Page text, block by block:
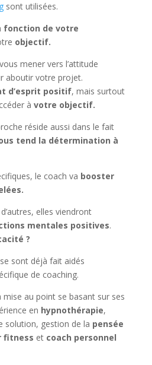
sont utilisées.
fonction de votre
objectif.
mener vers l’attitude
aboutir votre projet.
d’esprit positif, mais surtout
à votre objectif.
réside aussi dans le fait
tend la détermination à
le coach va booster
elles viendront
mentales positives.
?
sont déjà fait aidés
de coaching.
au point se basant sur ses
en hypnothérapie,
solution, gestion de la pensée
fitness et coach personnel